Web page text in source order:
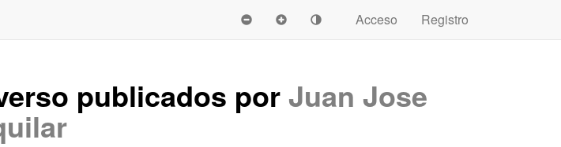
Acceso
Registro
publicados por Juan Jose